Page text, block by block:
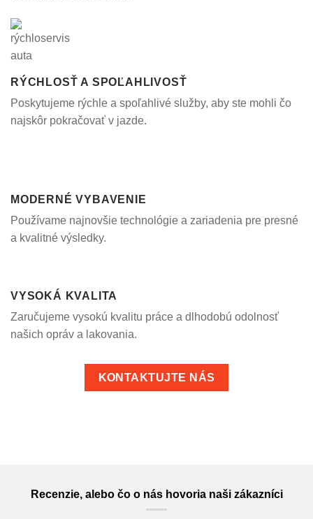
RÝCHLOSŤ A SPOĽAHLIVOSŤ
Poskytujeme rýchle a spoľahlivé služby, aby ste mohli čo
najskôr pokračovať v jazde.
MODERNÉ VYBAVENIE
Používame najnovšie technológie a zariadenia pre presné
a kvalitné výsledky.
VYSOKÁ KVALITA
Zaručujeme vysokú kvalitu práce a dlhodobú odolnosť
našich opráv a lakovania.
KONTAKTUJTE NÁS
Recenzie, alebo čo o nás hovoria naši zákazníci